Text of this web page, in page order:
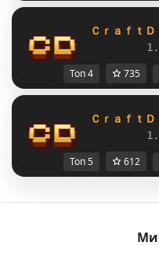
ＣｒａｆｔＤ
Топ 4 735
ＣｒａｆｔＤ
Топ 5 612